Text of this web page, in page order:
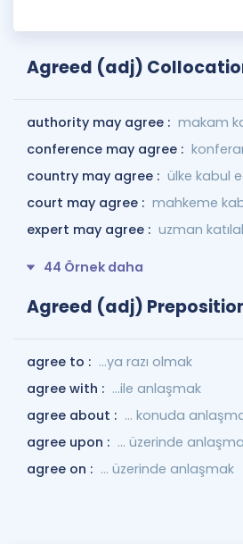
Agreed (adj)
authority may agree : makam
conference may agree :
country may agree : ülke kabul
court may agree : mahkeme
expert may agree : uzman
44 Örnek daha
Agreed (adj)
agree to : …ya razı olmak
agree with : …ile anlaşmak
agree about : … konuda
agree upon : ... üzerinde
agree on : ... üzerinde anlaşmak